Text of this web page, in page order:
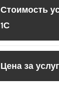
Стоимость
1С
Цена за